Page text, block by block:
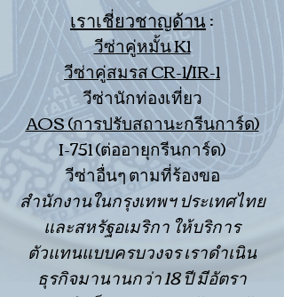
เราเชี่ยวชาญด้าน:
วีซ่าคู่หมั้น K1
วีซ่าคู่สมรส CR-1/IR-1
วีซ่านักท่องเที่ยว
AOS (การปรับสถานะกรีนการ์ด)
I-751 (ต่ออายุกรีนการ์ด)
วีซ่าอื่นๆ ตามที่ร้องขอ
สำนักงานในกรุงเทพฯ ประเทศไทย
และสหรัฐอเมริกา ให้บริการ
ตัวแทนแบบครบวงจร เราดำเนิน
ธุรกิจมานานกว่า 18 ปี มีอัตรา